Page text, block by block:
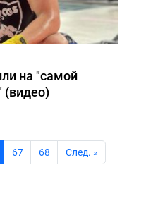
на "самой
(видео)
67 68 Cлед. »